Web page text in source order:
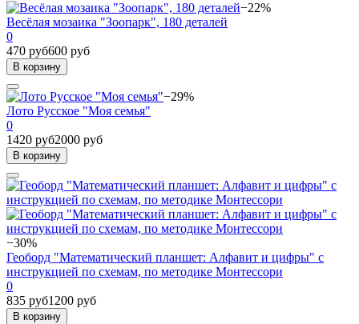
−22%
Весёлая мозаика "Зоопарк", 180 деталей
0
470 руб600 руб
В корзину
−29%
Лото Русское "Моя семья"
0
1420 руб2000 руб
В корзину
−30%
Геоборд "Математический планшет: Алфавит и цифры" с
инструкцией по схемам, по методике Монтессори
0
835 руб1200 руб
В корзину